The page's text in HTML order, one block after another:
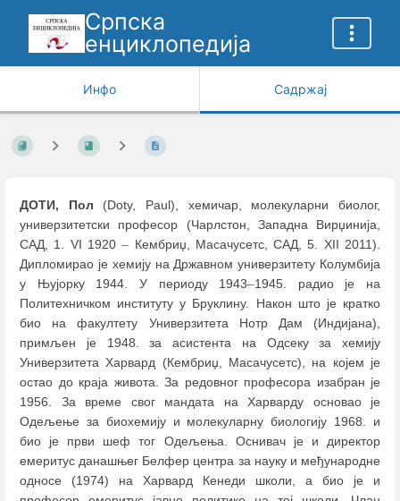
Српска
енциклопедија
Инфо Садржај
ДОТИ, Пол (Doty, Paul), хемичар, молекуларни биолог,
универзитетски професор (Чарлстон, Западна Вирџинија,
САД, 1. VI 1920– Кембриџ, Масачусетс, САД, 5. XII 2011).
Дипломирао је хемију на Државном универзитету Колумбија
у Њујорку 1944. У периоду 1943–1945. радио је на
Политехничком институту у Бруклину. Након што је кратко
био на факултету Универзитета Нотр Дам (Индијана),
примљен је 1948. за асистента на Одсеку за хемију
Универзитета Харвард (Кембриџ, Масачусетс), на којем је
остао до краја живота. За редовног професора изабран је
1956. За време свог мандата на Харварду основао је
Одељење за биохемију и молекуларну биологију 1968. и
био је први шеф тог Одељења. Оснивач је и директор
емеритус данашњег Белфер центра за науку и међународне
односе (1974) на Харвард Кенеди школи, а био је и